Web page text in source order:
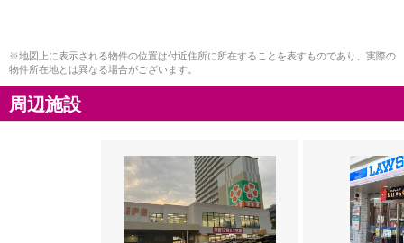
※地図上に表示される物件の位置は付近住所に所在することを表すものであり、実際の
物件所在地とは異なる場合がございます。
周辺施設